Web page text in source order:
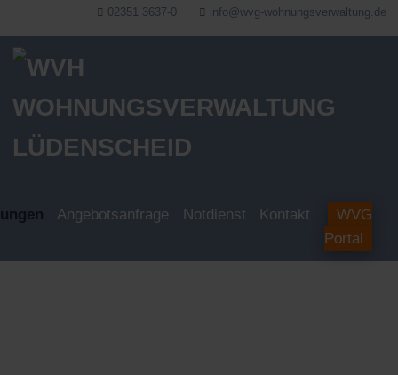
02351 3637-0 info@wvg-wohnungsverwaltung.de
Angebotsanfrage Notdienst Kontakt
WVG
Portal